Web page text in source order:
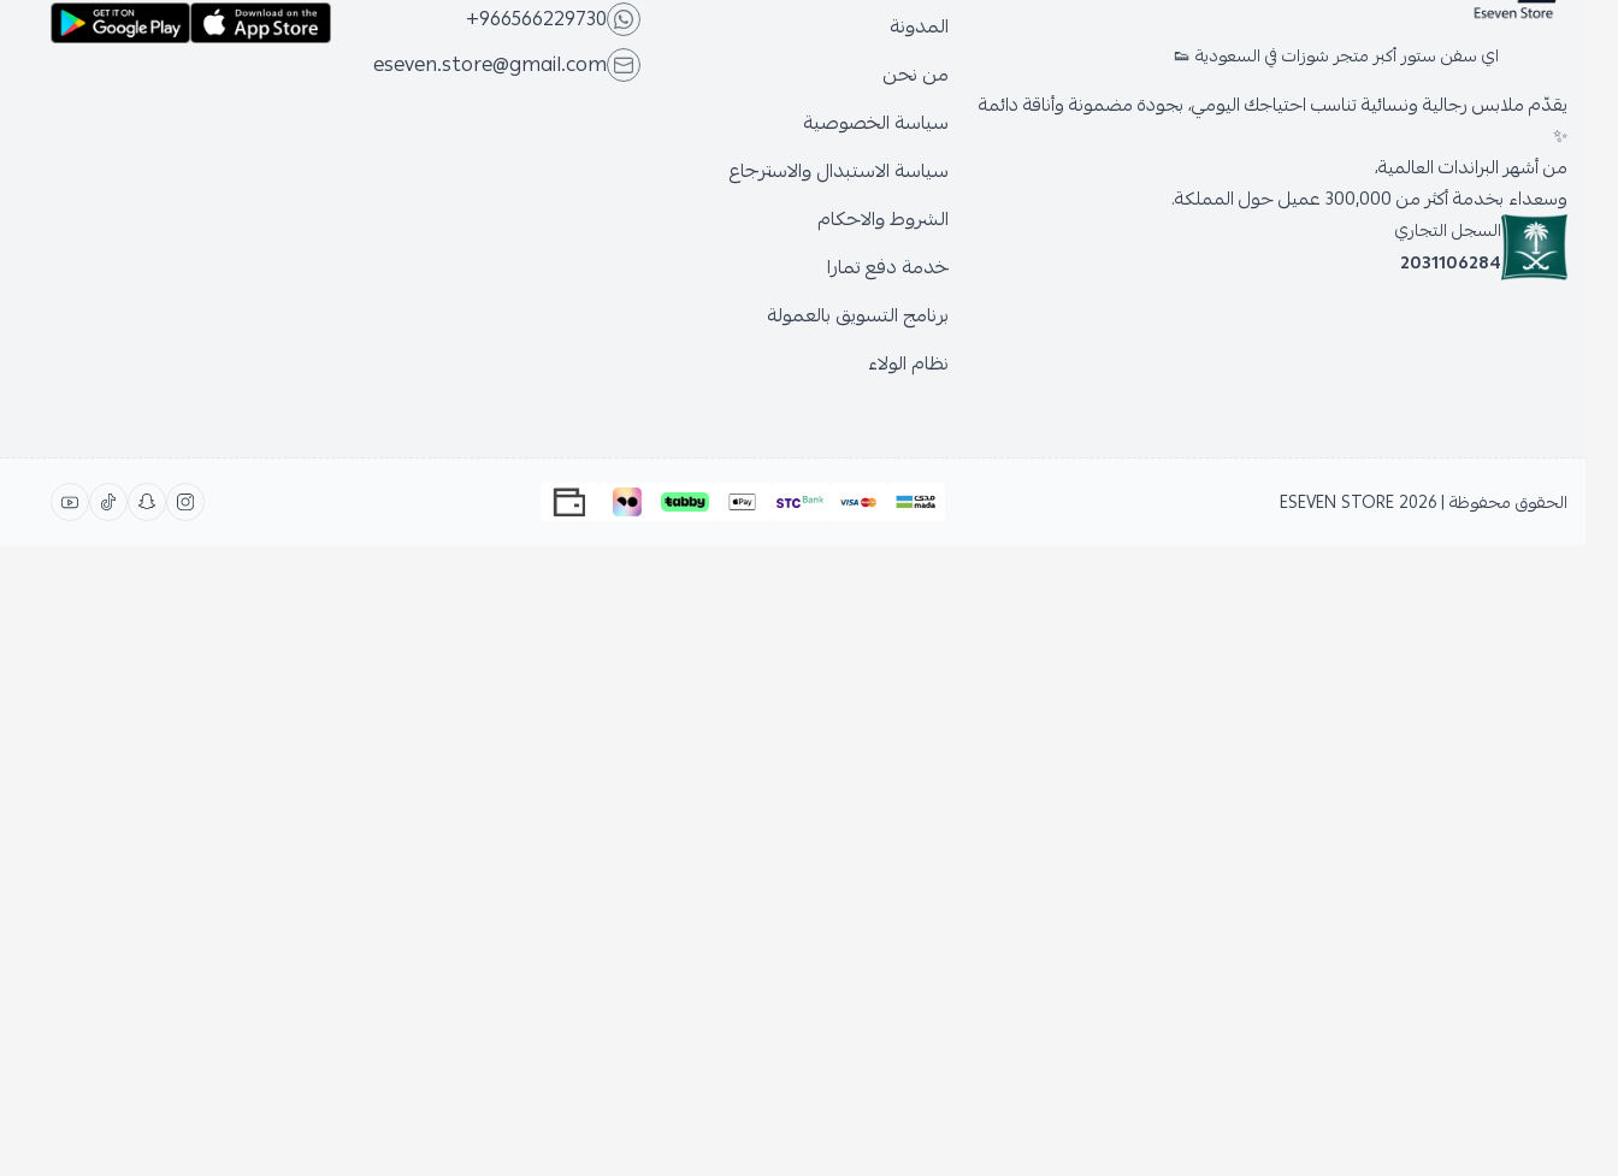
اي سفن ستور أكبر متجر شوزات في السعودية 👟
يقدّم ملابس رجالية ونسائية تناسب احتياجك اليومي، بجودة مضمونة وأناقة دائمة
من أشهر البراندات العالمية،
وسعداء بخدمة أكثر من 300,000 عميل حول المملكة.
السجل التجاري
2031106284
المدونة
من نحن
سياسة الخصوصية
سياسة الاستبدال والاسترجاع
الشروط والاحكام
خدمة دفع تمارا
برنامج التسويق بالعمولة
نظام الولاء
+966566229730
eseven.store@gmail.com
الحقوق محفوظة | 2026 ESEVEN STORE